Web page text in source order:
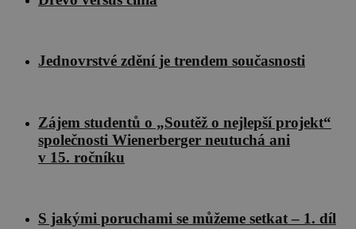
Jednovrstvé zdění je trendem současnosti
Zájem studentů o „Soutěž o nejlepší projekt“
společnosti Wienerberger neutuchá ani
v 15. ročníku
S jakými poruchami se můžeme setkat – 1. díl